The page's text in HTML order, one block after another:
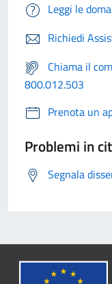
Leggi le
Richiedi
Chiama il
800.012.503
Prenota un
Problemi in
Segnala